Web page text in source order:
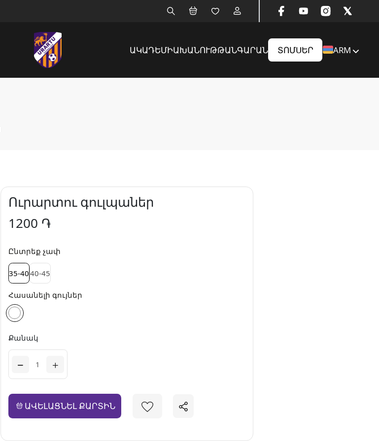
ԱԿԱԴԵՄԻԱԽԱՆՈՒԹԹԱՆԳԱՐԱՆ ՏՈՄՍԵՐ ARM
Ուրարտու գուլպաներ
1200 ֏
Ընտրեք չափ
35-4040-45
Հասանելի գույներ
Քանակ
ԱՎԵԼԱՑՆԵԼ ՔԱՐՏԻՆ